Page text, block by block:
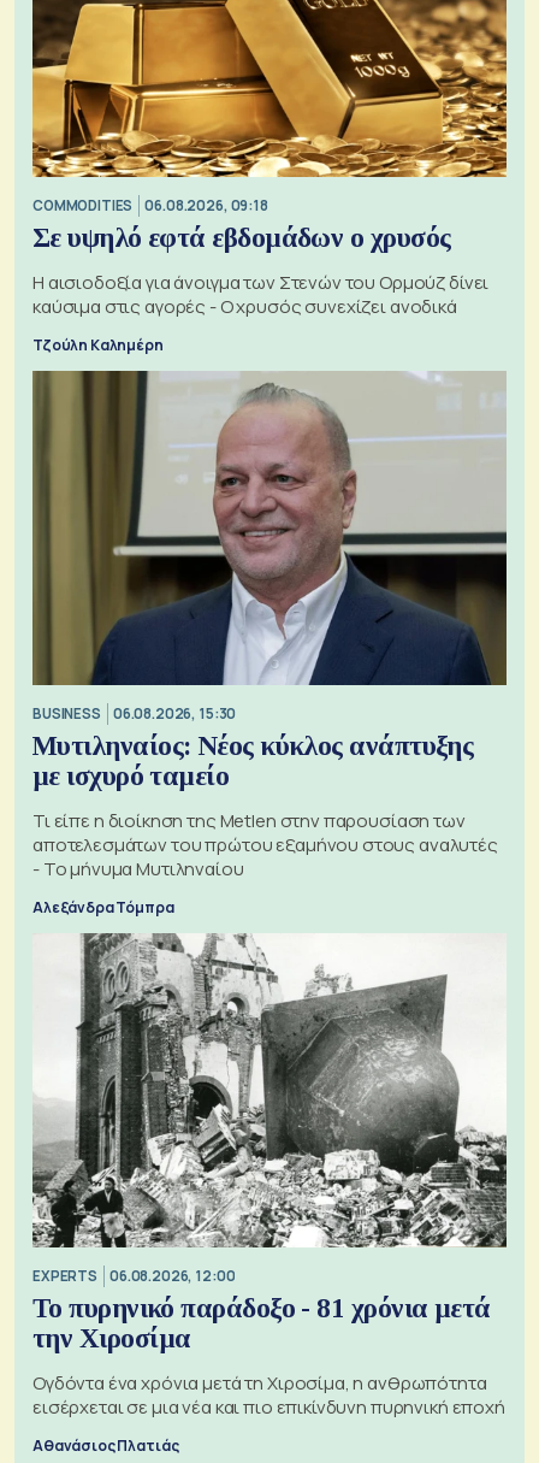
COMMODITIES 06.08.2026, 09:18
Σε υψηλό εφτά εβδομάδων ο χρυσός
Η αισιοδοξία για άνοιγμα των Στενών του Ορμούζ δίνει
καύσιμα στις αγορές - Ο χρυσός συνεχίζει ανοδικά
Τζούλη Καλημέρη
BUSINESS 06.08.2026, 15:30
Μυτιληναίος: Νέος κύκλος ανάπτυξης
με ισχυρό ταμείο
Τι είπε η διοίκηση της Metlen στην παρουσίαση των
αποτελεσμάτων του πρώτου εξαμήνου στους αναλυτές
- Το μήνυμα Μυτιληναίου
Αλεξάνδρα Τόμπρα
EXPERTS 06.08.2026, 12:00
Το πυρηνικό παράδοξο - 81 χρόνια μετά
την Χιροσίμα
Ογδόντα ένα χρόνια μετά τη Χιροσίμα, η ανθρωπότητα
εισέρχεται σε μια νέα και πιο επικίνδυνη πυρηνική εποχή
Αθανάσιος Πλατιάς